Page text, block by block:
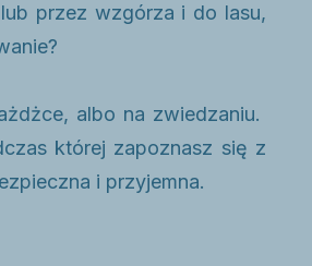
przez wzgórza i do lasu,
albo na zwiedzaniu.
której zapoznasz się z
i przyjemna.